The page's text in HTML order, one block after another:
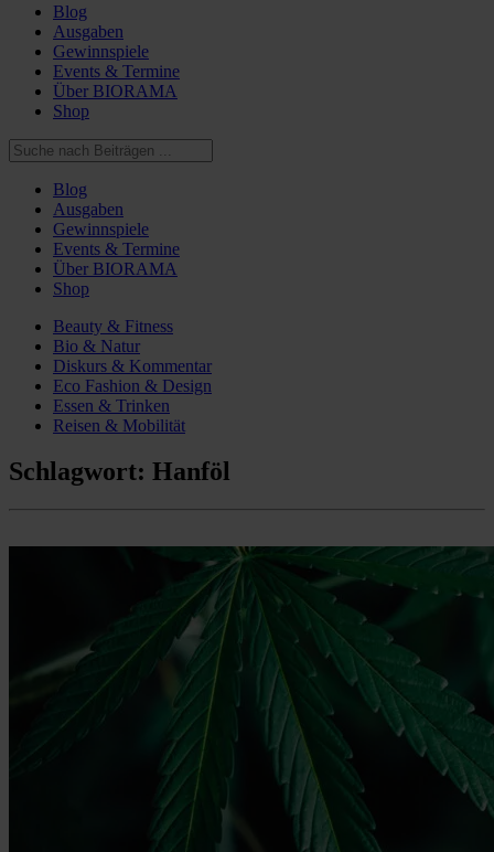
Blog
Ausgaben
Gewinnspiele
Events & Termine
Über BIORAMA
Shop
Blog
Ausgaben
Gewinnspiele
Events & Termine
Über BIORAMA
Shop
Beauty & Fitness
Bio & Natur
Diskurs & Kommentar
Eco Fashion & Design
Essen & Trinken
Reisen & Mobilität
Schlagwort: Hanföl